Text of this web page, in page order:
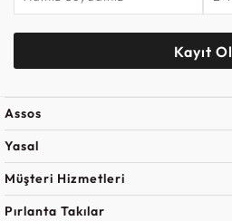
Kayıt Ol
Assos
Yasal
Müşteri Hizmetleri
Pırlanta Takılar